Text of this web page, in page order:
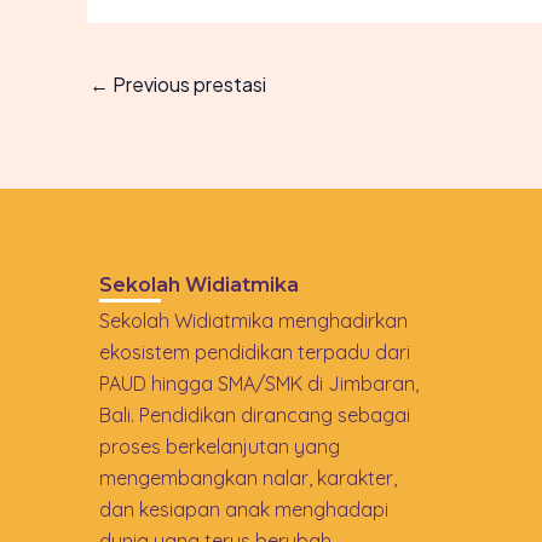
← Previous prestasi
Sekolah Widiatmika
Sekolah Widiatmika menghadirkan
ekosistem pendidikan terpadu dari
PAUD hingga SMA/SMK di Jimbaran,
Bali. Pendidikan dirancang sebagai
proses berkelanjutan yang
mengembangkan nalar, karakter,
dan kesiapan anak menghadapi